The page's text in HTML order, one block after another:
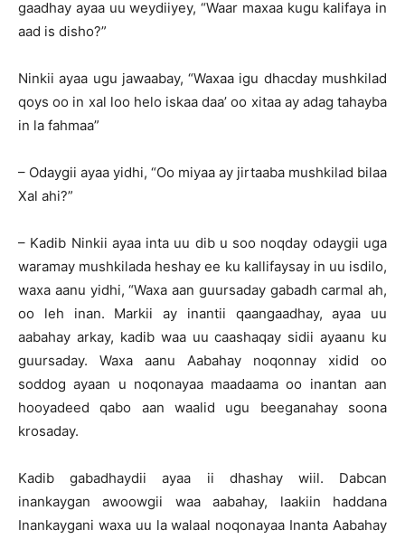
gaadhay ayaa uu weydiiyey, “Waar maxaa kugu kalifaya in
aad is disho?”
Ninkii ayaa ugu jawaabay, “Waxaa igu dhacday mushkilad
qoys oo in xal loo helo iskaa daa’ oo xitaa ay adag tahayba
in la fahmaa”
– Odaygii ayaa yidhi, “Oo miyaa ay jirtaaba mushkilad bilaa
Xal ahi?”
– Kadib Ninkii ayaa inta uu dib u soo noqday odaygii uga
waramay mushkilada heshay ee ku kallifaysay in uu isdilo,
waxa aanu yidhi, “Waxa aan guursaday gabadh carmal ah,
oo leh inan. Markii ay inantii qaangaadhay, ayaa uu
aabahay arkay, kadib waa uu caashaqay sidii ayaanu ku
guursaday. Waxa aanu Aabahay noqonnay xidid oo
soddog ayaan u noqonayaa maadaama oo inantan aan
hooyadeed qabo aan waalid ugu beeganahay soona
krosaday.
Kadib gabadhaydii ayaa ii dhashay wiil. Dabcan
inankaygan awoowgii waa aabahay, laakiin haddana
Inankaygani waxa uu la walaal noqonayaa Inanta Aabahay